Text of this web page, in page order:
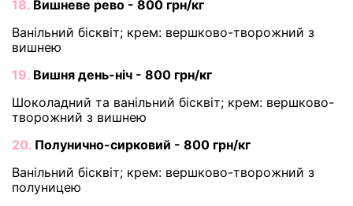
18. Вишневе рево - 800 грн/кг
Ванільний бісквіт; крем: вершково-творожний з
вишнею
19. Вишня день-ніч - 800 грн/кг
Шоколадний та ванільний бісквіт; крем: вершково-
творожний з вишнею
20. Полунично-сирковий - 800 грн/кг
Ванільний бісквіт; крем: вершково-творожний з
полуницею